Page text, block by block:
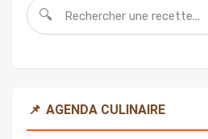
🔍
📌 AGENDA CULINAIRE